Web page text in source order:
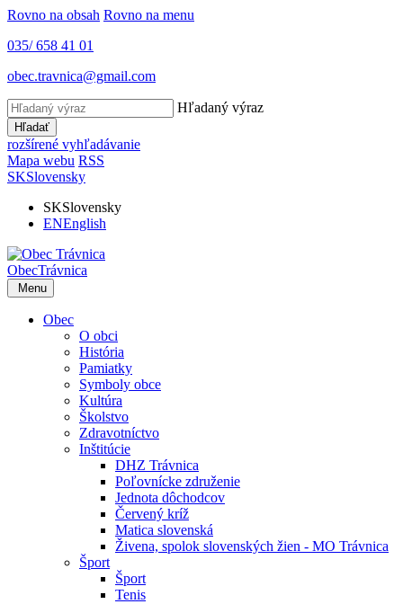
Rovno na obsah Rovno na menu
035/ 658 41 01
obec.travnica@gmail.com
Hľadaný výraz
Hľadať
rozšírené vyhľadávanie
Mapa webu RSS
SKSlovensky
SKSlovensky
ENEnglish
ObecTrávnica
Menu
Obec
O obci
História
Pamiatky
Symboly obce
Kultúra
Školstvo
Zdravotníctvo
Inštitúcie
DHZ Trávnica
Poľovnícke združenie
Jednota dôchodcov
Červený kríž
Matica slovenská
Živena, spolok slovenských žien - MO Trávnica
Šport
Šport
Tenis